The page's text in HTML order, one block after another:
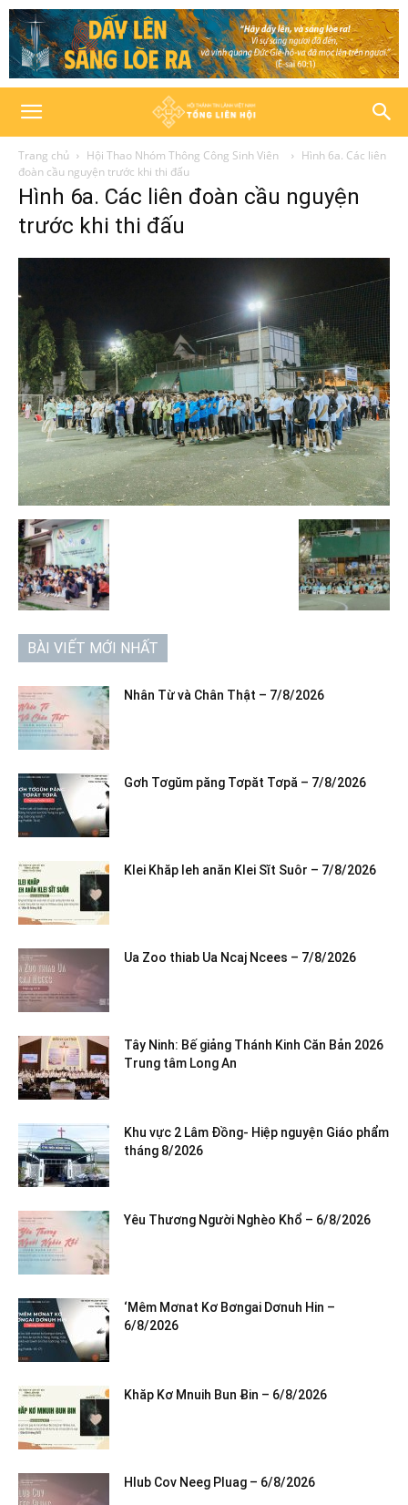
Trang chủ Hội Thao Nhóm Thông Công Sinh Viên
Hình 6a. Các liên
đoàn cầu nguyện trước khi thi đấu
Hình 6a. Các liên đoàn cầu nguyện
trước khi thi đấu
BÀI VIẾT MỚI NHẤT
Nhân Từ và Chân Thật – 7/8/2026
Gơh Tơgŭm păng Tơpăt Tơpă – 7/8/2026
Klei Khăp leh anăn Klei Sĭt Suôr – 7/8/2026
Ua Zoo thiab Ua Ncaj Ncees – 7/8/2026
Tây Ninh: Bế giảng Thánh Kinh Căn Bản 2026
Trung tâm Long An
Khu vực 2 Lâm Đồng- Hiệp nguyện Giáo phẩm
tháng 8/2026
Yêu Thương Người Nghèo Khổ – 6/8/2026
‘Mêm Mơnat Kơ Bơngai Dơnuh Hin –
6/8/2026
Khăp Kơ Mnuih Bun Ƀin – 6/8/2026
Hlub Cov Neeg Pluag – 6/8/2026